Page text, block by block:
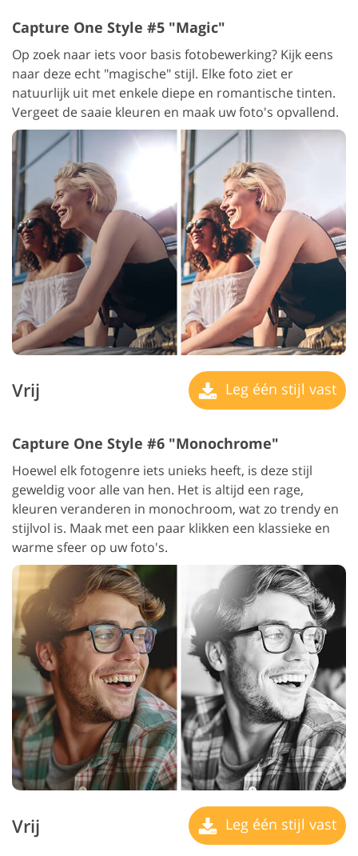
Capture One Style #5 "Magic"
Op zoek naar iets voor basis fotobewerking? Kijk eens
naar deze echt "magische" stijl. Elke foto ziet er
natuurlijk uit met enkele diepe en romantische tinten.
Vergeet de saaie kleuren en maak uw foto's opvallend.
Vrij Leg één stijl vast
Capture One Style #6 "Monochrome"
Hoewel elk fotogenre iets unieks heeft, is deze stijl
geweldig voor alle van hen. Het is altijd een rage,
kleuren veranderen in monochroom, wat zo trendy en
stijlvol is. Maak met een paar klikken een klassieke en
warme sfeer op uw foto's.
Vrij Leg één stijl vast